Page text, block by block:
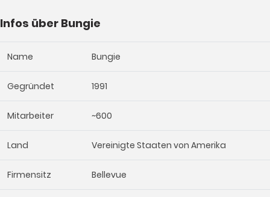
Infos über Bungie
Name Bungie
Gegründet 1991
Mitarbeiter ~600
Land Vereinigte Staaten von Amerika
Firmensitz Bellevue